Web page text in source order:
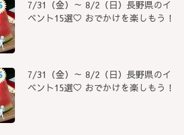
7/31（金）～ 8/2（日）長野県のイ
ベント15選♡ おでかけを楽しもう！
7/31（金）～ 8/2（日）長野県のイ
ベント15選♡ おでかけを楽しもう！